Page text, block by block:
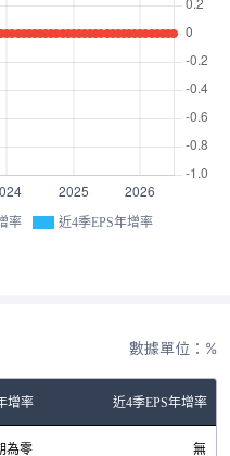
率 近4季EPS年增率
數據單位：%
增率 近4季EPS年增率
為零 無